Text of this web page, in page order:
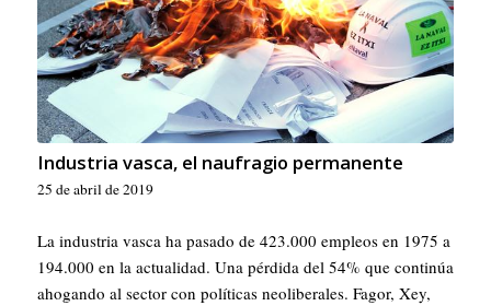
Industria vasca, el naufragio permanente
25 de abril de 2019
La industria vasca ha pasado de 423.000 empleos en 1975 a
194.000 en la actualidad. Una pérdida del 54% que continúa
ahogando al sector con políticas neoliberales. Fagor, Xey,